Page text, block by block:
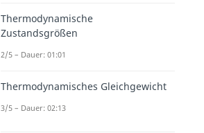
Zustan
dsände
rung
02:35
Zustan
dsände
rung
Zustan
03:42
Thermodynamische
Zustandsgrößen
2/5 – Dauer: 01:01
Thermodynamisches Gleichgewicht
3/5 – Dauer: 02:13